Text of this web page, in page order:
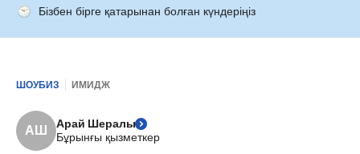
Бізбен бірге қатарынан болған күндеріңіз
ШОУБИЗ ИМИДЖ
АШ
Арай Шералы
Бұрынғы қызметкер